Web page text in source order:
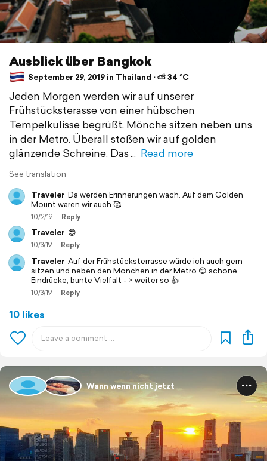
Ausblick über Bangkok
September 29, 2019 in Thailand ⋅ ⛅ 34 °C
Jeden Morgen werden wir auf unserer
Frühstücksterasse von einer hübschen
Tempelkulisse begrüßt. Mönche sitzen neben uns
in der Metro. Überall stoßen wir auf golden
glänzende Schreine. Das
Read more
See translation
Traveler Da werden Erinnerungen wach. Auf dem Golden
Mount waren wir auch 🥰
10/2/19 Reply
Traveler 😍
10/3/19 Reply
Traveler Auf der Frühstücksterrasse würde ich auch gern
sitzen und neben den Mönchen in der Metro 😊 schöne
Eindrücke, bunte Vielfalt - > weiter so 👍
10/3/19 Reply
10 likes
Wann wenn nicht jetzt